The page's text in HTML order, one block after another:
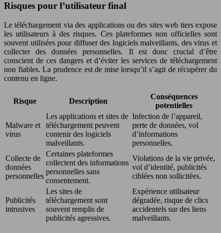
Risques pour l’utilisateur final
Le téléchargement via des applications ou des sites web tiers expose
les utilisateurs à des risques. Ces plateformes non officielles sont
souvent utilisées pour diffuser des logiciels malveillants, des virus et
collecter des données personnelles. Il est donc crucial d’être
conscient de ces dangers et d’éviter les services de téléchargement
non fiables. La prudence est de mise lorsqu’il s’agit de récupérer du
contenu en ligne.
Risque Description
Conséquences
potentielles
Malware et
virus
Les applications et sites de
téléchargement peuvent
contenir des logiciels
malveillants.
Infection de l’appareil,
perte de données, vol
d’informations
personnelles.
Collecte de
données
personnelles
Certaines plateformes
collectent des informations
personnelles sans
consentement.
Violations de la vie privée,
vol d’identité, publicités
ciblées non sollicitées.
Publicités
intrusives
Les sites de
téléchargement sont
souvent remplis de
publicités agressives.
Expérience utilisateur
dégradée, risque de clics
accidentels sur des liens
malveillants.